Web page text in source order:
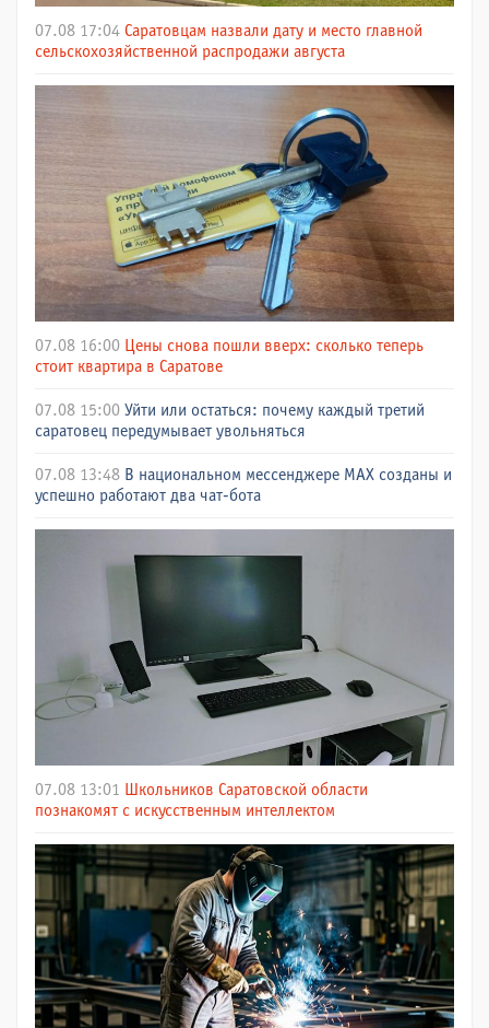
07.08 17:04 Саратовцам назвали дату и место главной
сельскохозяйственной распродажи августа
07.08 16:00 Цены снова пошли вверх: сколько теперь
стоит квартира в Саратове
07.08 15:00 Уйти или остаться: почему каждый третий
саратовец передумывает увольняться
07.08 13:48 В национальном мессенджере МАХ созданы и
успешно работают два чат-бота
07.08 13:01 Школьников Саратовской области
познакомят с искусственным интеллектом